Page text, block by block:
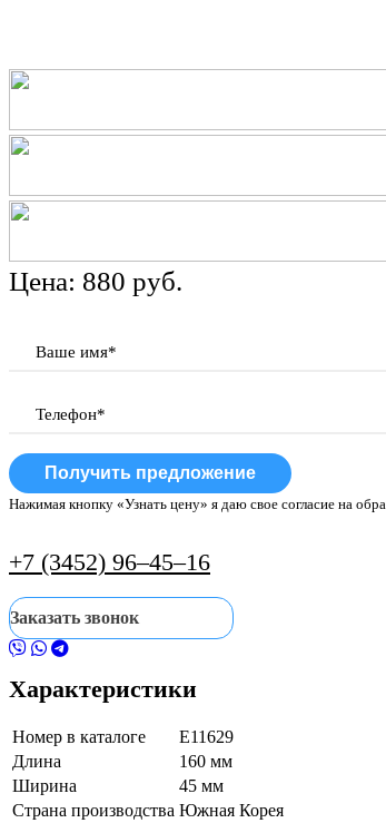
Цена: 880 руб.
Ваше имя*
Телефон*
Получить предложение
Нажимая кнопку «Узнать цену» я даю свое согласие на
+7 (3452) 96‒45‒16
Заказать звонок
Характеристики
Номер в каталоге
Е11629
Длина
160 мм
Ширина
45 мм
Страна производства Южная Корея